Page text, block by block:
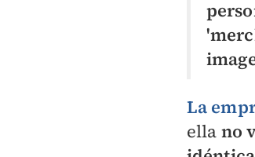
La
ella no